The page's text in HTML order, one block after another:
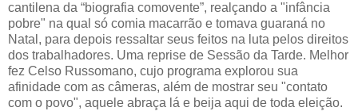
cantilena da “biografia comovente”, realçando a "infância
pobre" na qual só comia macarrão e tomava guaraná no
Natal, para depois ressaltar seus feitos na luta pelos direitos
dos trabalhadores. Uma reprise de Sessão da Tarde. Melhor
fez Celso Russomano, cujo programa explorou sua
afinidade com as câmeras, além de mostrar seu "contato
com o povo", aquele abraça lá e beija aqui de toda eleição.